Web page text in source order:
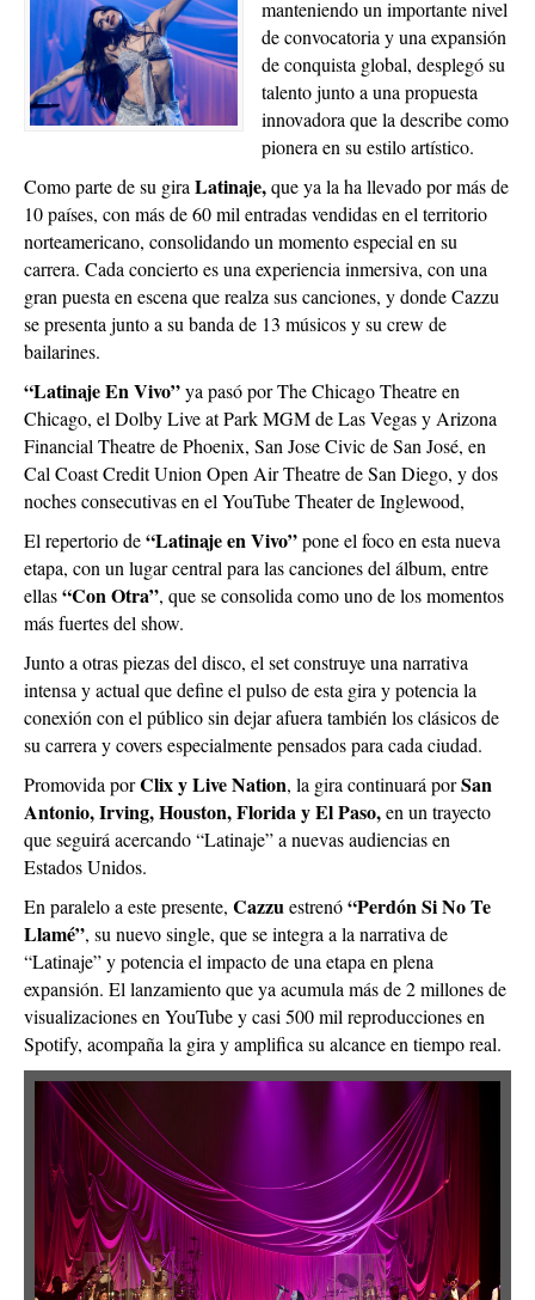
manteniendo un importante nivel
de convocatoria y una expansión
de conquista global, desplegó su
talento junto a una propuesta
innovadora que la describe como
pionera en su estilo artístico.
Como parte de su gira Latinaje,que ya la ha llevado por más de
10 países, con más de 60 mil entradas vendidas en el territorio
norteamericano, consolidando un momento especial en su
carrera. Cada concierto es una experiencia inmersiva, con una
gran puesta en escena que realza sus canciones, y donde Cazzu
se presenta junto a su banda de 13 músicos y su crew de
bailarines.
“Latinaje En Vivo”ya pasó por The Chicago Theatre en
Chicago, el Dolby Live at Park MGM de Las Vegas y Arizona
Financial Theatre de Phoenix, San Jose Civic de San José, en
Cal Coast Credit Union Open Air Theatre de San Diego, y dos
noches consecutivas en el YouTube Theater de Inglewood,
El repertorio de“Latinaje en Vivo”pone el foco en esta nueva
etapa, con un lugar central para las canciones del álbum, entre
ellas“Con Otra”, que se consolida como uno de los momentos
más fuertes del show.
Junto a otras piezas del disco, el set construye una narrativa
intensa y actual que define el pulso de esta gira y potencia la
conexión con el público sin dejar afuera también los clásicos de
su carrera y covers especialmente pensados para cada ciudad.
Promovida porClix y Live Nation, la gira continuará porSan
Antonio, Irving, Houston, Florida y El Paso,en un trayecto
que seguirá acercando “Latinaje” a nuevas audiencias en
Estados Unidos.
En paralelo a este presente, Cazzuestrenó“Perdón Si No Te
Llamé”, su nuevo single, que se integra a la narrativa de
“Latinaje” y potencia el impacto de una etapa en plena
expansión. El lanzamiento que ya acumula más de 2 millones de
visualizaciones en YouTube y casi 500 mil reproducciones en
Spotify, acompaña la gira y amplifica su alcance en tiempo real.